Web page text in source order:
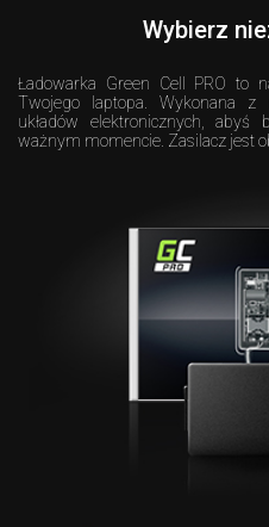
Wybierz
Ładowarka Green Cell PRO to
Twojego laptopa. Wykonana z
układów elektronicznych,
ważnym momencie. Zasilacz jest